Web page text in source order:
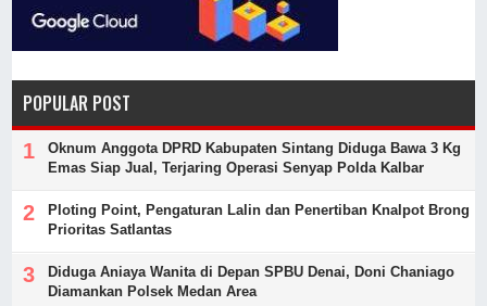
POPULAR POST
Oknum Anggota DPRD Kabupaten Sintang Diduga Bawa 3 Kg
Emas Siap Jual, Terjaring Operasi Senyap Polda Kalbar
Ploting Point, Pengaturan Lalin dan Penertiban Knalpot Brong
Prioritas Satlantas
Diduga Aniaya Wanita di Depan SPBU Denai, Doni Chaniago
Diamankan Polsek Medan Area